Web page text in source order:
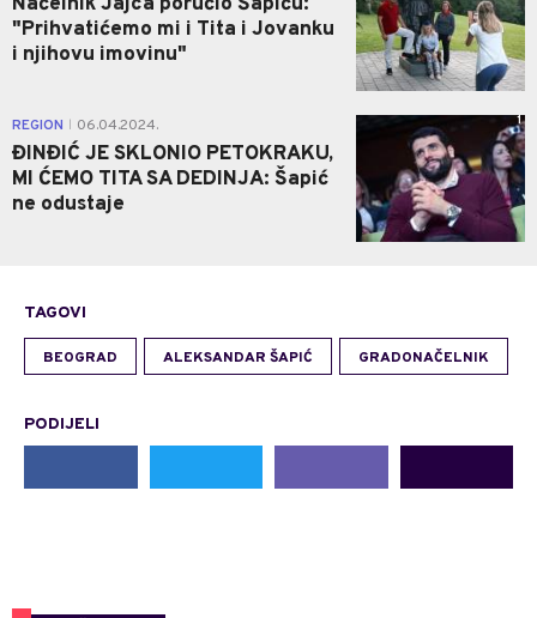
"Prihvatićemo mi i Tita i Jovanku
i njihovu imovinu"
REGION 06.04.2024.
ĐINĐIĆ JE SKLONIO PETOKRAKU,
MI ĆEMO TITA SA DEDINJA: Šapić
ne odustaje
1
TAGOVI
BEOGRAD ALEKSANDAR ŠAPIĆ GRADONAČELNIK
PODIJELI